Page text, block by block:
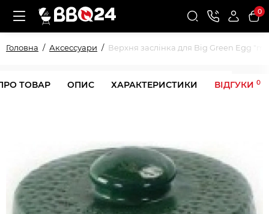
0
Головна Аксессуари Верхня заслінка для Big Green Egg
ТОВАР ОПИС ХАРАКТЕРИСТИКИ ВІДГУКИ 0